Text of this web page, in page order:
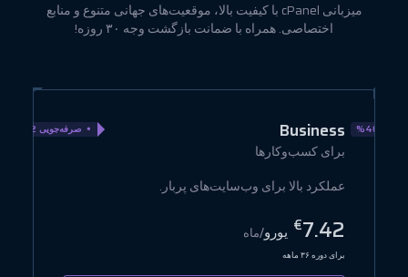
میزبانی cPanel با کیفیت بالا، موقعیت‌های جهانی متنوع و منابع
اختصاصی. همراه با ضمانت بازگشت وجه ۳۰ روزه!
Business
برای کسب‌وکارها
صرفه‌جویی 22%
عملکرد بالا برای وب‌سایت‌های پربار.
€7.42 یورو/ماه
برای دوره ۳۶ ماهه